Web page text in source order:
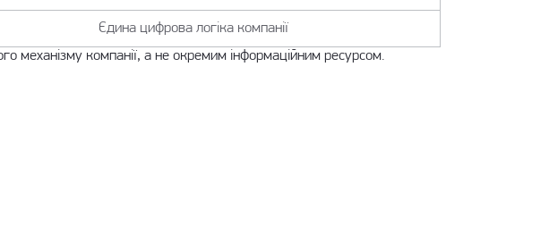
Єдина цифрова логіка компанії
механізму компанії, а не окремим інформаційним ресурсом.